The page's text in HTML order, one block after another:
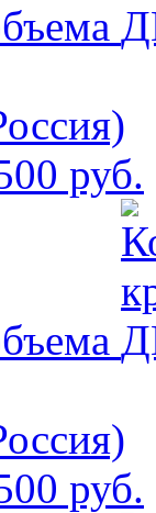
руб.
руб.